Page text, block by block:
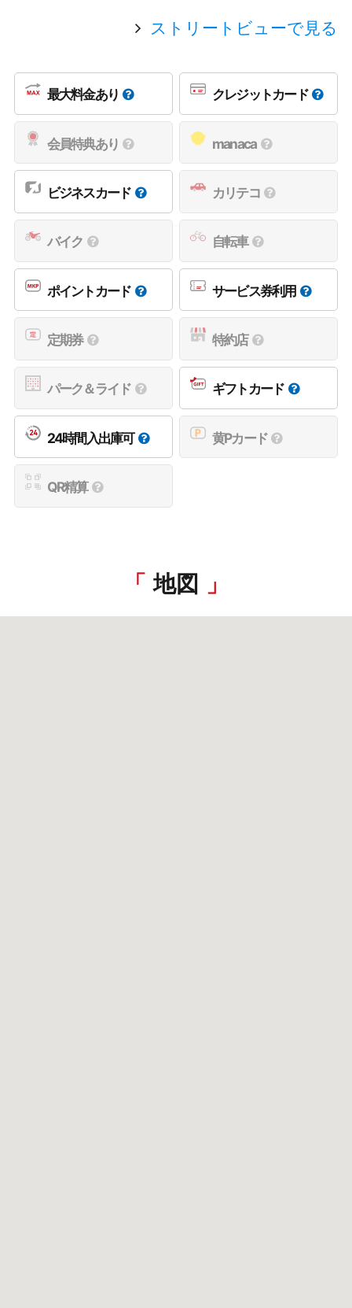
ストリートビューで見る
最大料金あり クレジットカード
会員特典あり manaca
ビジネスカード カリテコ
バイク 自転車
ポイントカード サービス券利用
定期券 特約店
パーク＆ライド ギフトカード
24時間入出庫可 黄Pカード
QR精算
地図